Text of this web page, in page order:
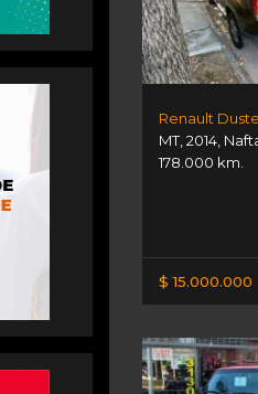
MT, 2014,
178.000 km.
$ 15.000.000